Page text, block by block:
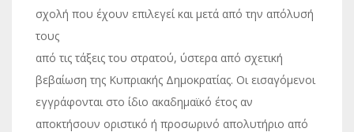
σχολή που έχουν επιλεγεί και μετά από την απόλυσή
τους
από τις τάξεις του στρατού, ύστερα από σχετική
βεβαίωση της Κυπριακής Δημοκρατίας. Οι εισαγόμενοι
εγγράφονται στο ίδιο ακαδημαϊκό έτος αν
αποκτήσουν οριστικό ή προσωρινό απολυτήριο από